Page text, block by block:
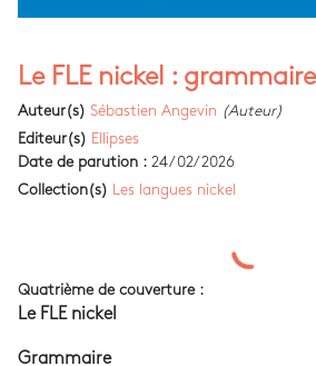
Le FLE nickel :
Auteur(s) Sébastien Angevin (Auteur)
Editeur(s) Ellipses
Date de parution : 24/02/2026
Collection(s)
Les langues nickel
Quatrième de couverture :
Le FLE nickel
Grammaire